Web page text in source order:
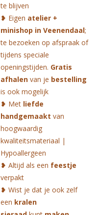
te blijven
❥ Eigen atelier +
minishop in Veenendaal;
te bezoeken op afspraak of
tijdens speciale
openingstijden. Gratis
afhalen van je bestelling
is ook mogelijk
❥ Met liefde
handgemaakt van
hoogwaardig
kwaliteitsmateriaal |
Hypoallergeen
❥ Altijd als een feestje
verpakt
❥ Wist je dat je ook zelf
een kralen